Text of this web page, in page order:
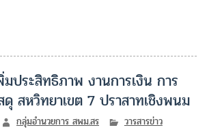
มประสิทธิภาพ งานการเงิน การ
สหวิทยาเขต 7 ปราสาทเชิงพนม
กลุ่มอำนวยการ สพม.สร
วารสารข่าว